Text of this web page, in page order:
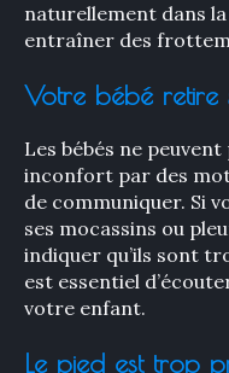
naturellement dans
entraîner des
Votre bébé retire
Les bébés ne
inconfort par des
de communiquer. Si
ses mocassins ou
indiquer qu’ils sont
est essentiel
votre enfant.
Le pied est trop